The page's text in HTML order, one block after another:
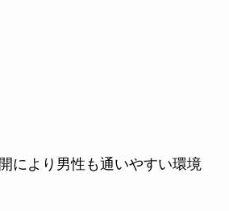
により男性も通いやすい環境